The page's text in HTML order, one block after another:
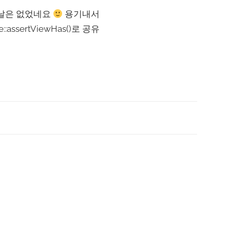
은 없었네요
용기내서
로 공유